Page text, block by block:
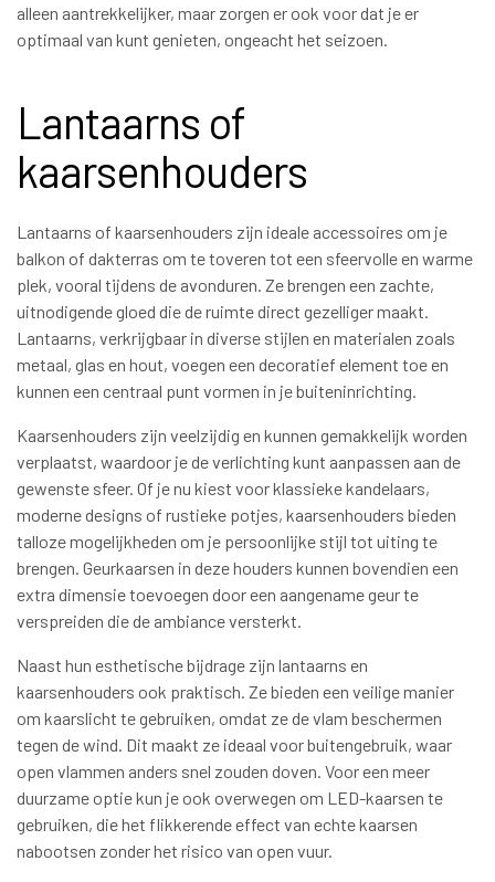
alleen aantrekkelijker, maar zorgen er ook voor dat je er
optimaal van kunt genieten, ongeacht het seizoen.
Lantaarns of
kaarsenhouders
Lantaarns of kaarsenhouders zijn ideale accessoires om je
balkon of dakterras om te toveren tot een sfeervolle en warme
plek, vooral tijdens de avonduren. Ze brengen een zachte,
uitnodigende gloed die de ruimte direct gezelliger maakt.
Lantaarns, verkrijgbaar in diverse stijlen en materialen zoals
metaal, glas en hout, voegen een decoratief element toe en
kunnen een centraal punt vormen in je buiteninrichting.
Kaarsenhouders zijn veelzijdig en kunnen gemakkelijk worden
verplaatst, waardoor je de verlichting kunt aanpassen aan de
gewenste sfeer. Of je nu kiest voor klassieke kandelaars,
moderne designs of rustieke potjes, kaarsenhouders bieden
talloze mogelijkheden om je persoonlijke stijl tot uiting te
brengen. Geurkaarsen in deze houders kunnen bovendien een
extra dimensie toevoegen door een aangename geur te
verspreiden die de ambiance versterkt.
Naast hun esthetische bijdrage zijn lantaarns en
kaarsenhouders ook praktisch. Ze bieden een veilige manier
om kaarslicht te gebruiken, omdat ze de vlam beschermen
tegen de wind. Dit maakt ze ideaal voor buitengebruik, waar
open vlammen anders snel zouden doven. Voor een meer
duurzame optie kun je ook overwegen om LED-kaarsen te
gebruiken, die het flikkerende effect van echte kaarsen
nabootsen zonder het risico van open vuur.